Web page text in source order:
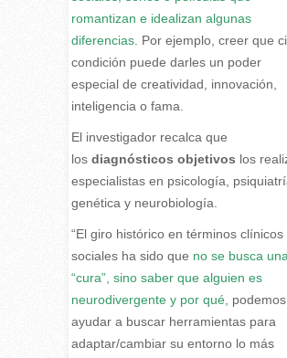
romantizan e idealizan algunas
diferencias. Por ejemplo, creer que
condición puede darles un poder
especial de creatividad, innovación,
inteligencia o fama.
El investigador recalca que
los diagnósticos objetivos los
especialistas en psicología,
genética y neurobiología.
“El giro histórico en términos clínicos
sociales ha sido que no se busca una
“cura”, sino saber que alguien es
neurodivergente y por qué, podemos
ayudar a buscar herramientas para
adaptar/cambiar su entorno lo más